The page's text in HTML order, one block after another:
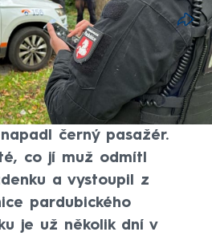
má za sebou revizorka
podniku. Přímo
se strážníky
černý pasažér.
co jí muž odmítl
a vystoupil z
pardubického
je už několik dní v